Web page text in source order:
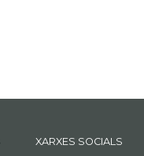
XARXES SOCIALS